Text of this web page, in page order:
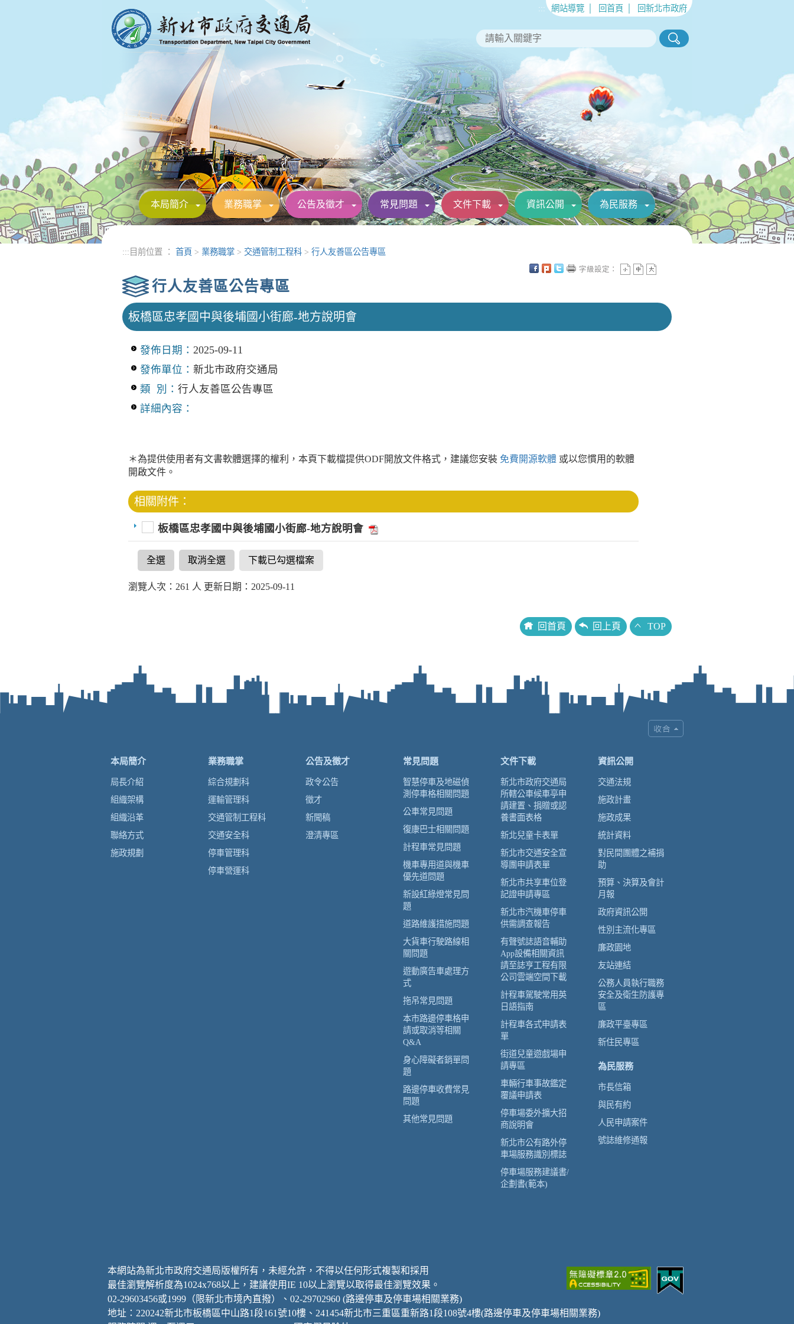
::: 網站導覽 回首頁 回新北市政府
本局簡介 業務職掌 公告及徵才 常見問題 文件下載 資訊公開 為民服務
::: 目前位置 ： 首頁 > 業務職掌 > 交通管制工程科 > 行人友善區公告專區
行人友善區公告專區
字級設定：
板橋區忠孝國中與後埔國小街廊-地方說明會
發佈日期： 2025-09-11
發佈單位： 新北市政府交通局
類 別： 行人友善區公告專區
詳細內容：
＊為提供使用者有文書軟體選擇的權利，本頁下載檔提供ODF開放文件格式，建議您安裝 免費開源軟體 或以您慣用的軟體
開啟文件。
相關附件：
板橋區忠孝國中與後埔國小街廊-地方說明會
全選 取消全選 下載已勾選檔案
瀏覽人次：261 人 更新日期：2025-09-11
回首頁 回上頁 TOP
本局簡介
局長介紹
組織架構
組織沿革
聯絡方式
施政規劃
業務職掌
綜合規劃科
運輸管理科
交通管制工程科
交通安全科
停車管理科
停車營運科
公告及徵才
政令公告
徵才
新聞稿
澄清專區
常見問題
智慧停車及地磁偵
測停車格相關問題
公車常見問題
復康巴士相關問題
計程車常見問題
機車專用道與機車
優先道問題
新設紅綠燈常見問
題
道路維護措施問題
大貨車行駛路線相
關問題
遊動廣告車處理方
式
拖吊常見問題
本市路邊停車格申
請或取消等相關
Q&A
身心障礙者銷單問
題
路邊停車收費常見
問題
其他常見問題
文件下載
新北市政府交通局
所轄公車候車亭申
請建置、捐贈或認
養書面表格
新北兒童卡表單
新北市交通安全宣
導團申請表單
新北市共享車位登
記證申請專區
新北市汽機車停車
供需調查報告
有聲號誌語音輔助
App設備相關資訊
請至誌亨工程有限
公司雲端空間下載
計程車駕駛常用英
日語指南
計程車各式申請表
單
街道兒童遊戲場申
請專區
車輛行車事故鑑定
覆議申請表
停車場委外擴大招
商說明會
新北市公有路外停
車場服務識別標誌
停車場服務建議書/
企劃書(範本)
資訊公開
交通法規
施政計畫
施政成果
統計資料
對民間團體之補捐
助
預算、決算及會計
月報
政府資訊公開
性別主流化專區
廉政園地
友站連結
公務人員執行職務
安全及衛生防護專
區
廉政平臺專區
新住民專區
為民服務
市長信箱
與民有約
人民申請案件
號誌維修通報
本網站為新北市政府交通局版權所有，未經允許，不得以任何形式複製和採用
最佳瀏覽解析度為1024x768以上，建議使用IE 10以上瀏覽以取得最佳瀏覽效果。
02-29603456或1999（限新北市境內直撥）、02-29702960 (路邊停車及停車場相關業務)
地址：220242新北市板橋區中山路1段161號10樓、241454新北市三重區重新路1段108號4樓(路邊停車及停車場相關業務)